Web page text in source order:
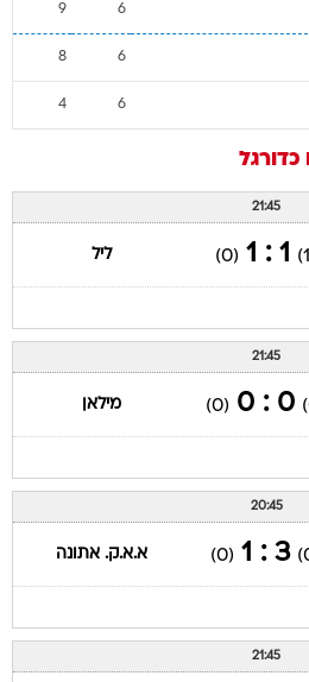
6
9
6
8
6
4
כדורגל
21:45
1 : 1
(0) ליל
21:45
0 : 0
(0) מילאן
20:45
3 : 1
(0) א.א.ק. אתונה
21:45